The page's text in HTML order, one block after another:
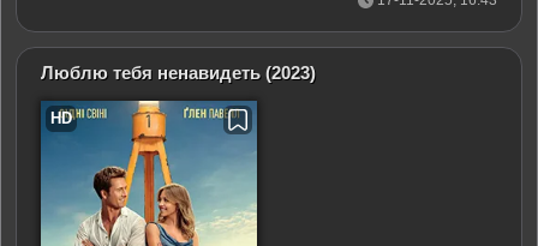
Люблю тебя ненавидеть(2023)